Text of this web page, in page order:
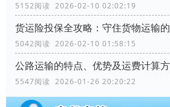
5152阅读 2026-02-10 02:02:19
货运险投保全攻略：守住货物运输
5042阅读 2026-02-10 01:58:15
公路运输的特点、优势及运费计算
5547阅读 2026-01-26 20:20:22